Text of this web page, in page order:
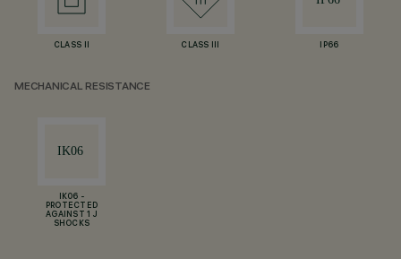
CLASS II CLASS III IP66
MECHANICAL RESISTANCE
IK06 -
PROTECTED
AGAINST 1 J
SHOCKS